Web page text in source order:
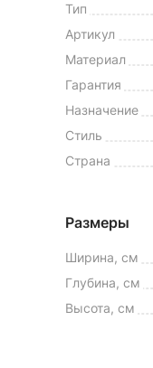
Тип
Артикул
Материал
Гарантия
Назначение
Стиль
Страна
Размеры
Ширина, см
Глубина, см
Высота, см